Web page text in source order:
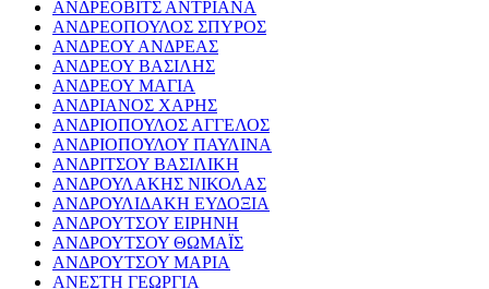
ΑΝΔΡΕΟΒΙΤΣ ΑΝΤΡΙΑΝΑ
ΑΝΔΡΕΟΠΟΥΛΟΣ ΣΠΥΡΟΣ
ΑΝΔΡΕΟΥ ΑΝΔΡΕΑΣ
ΑΝΔΡΕΟΥ ΒΑΣΙΛΗΣ
ΑΝΔΡΕΟΥ ΜΑΓΙΑ
ΑΝΔΡΙΑΝΟΣ ΧΑΡΗΣ
ΑΝΔΡΙΟΠΟΥΛΟΣ ΑΓΓΕΛΟΣ
ΑΝΔΡΙΟΠΟΥΛΟΥ ΠΑΥΛΙΝΑ
ΑΝΔΡΙΤΣΟΥ ΒΑΣΙΛΙΚΗ
ΑΝΔΡΟΥΛΑΚΗΣ ΝΙΚΟΛΑΣ
ΑΝΔΡΟΥΛΙΔΑΚΗ ΕΥΔΟΞΙΑ
ΑΝΔΡΟΥΤΣΟΥ ΕΙΡΗΝΗ
ΑΝΔΡΟΥΤΣΟΥ ΘΩΜΑΪΣ
ΑΝΔΡΟΥΤΣΟΥ ΜΑΡΙΑ
ΑΝΕΣΤΗ ΓΕΩΡΓΙΑ